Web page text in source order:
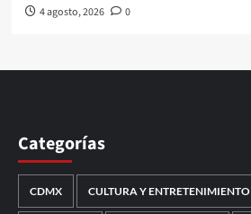
4 agosto, 2026 0
Categorías
CDMX CULTURA Y ENTRETENIMIENTO